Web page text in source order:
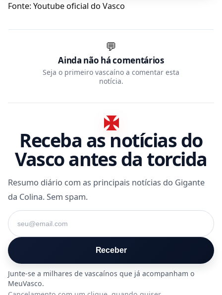
Fonte: Youtube oficial do Vasco
💬
Ainda não há comentários
Seja o primeiro vascaíno a comentar esta
notícia.
Receba as notícias do
Vasco antes da torcida
Resumo diário com as principais notícias do Gigante
da Colina. Sem spam.
Seu e-mail
Receber